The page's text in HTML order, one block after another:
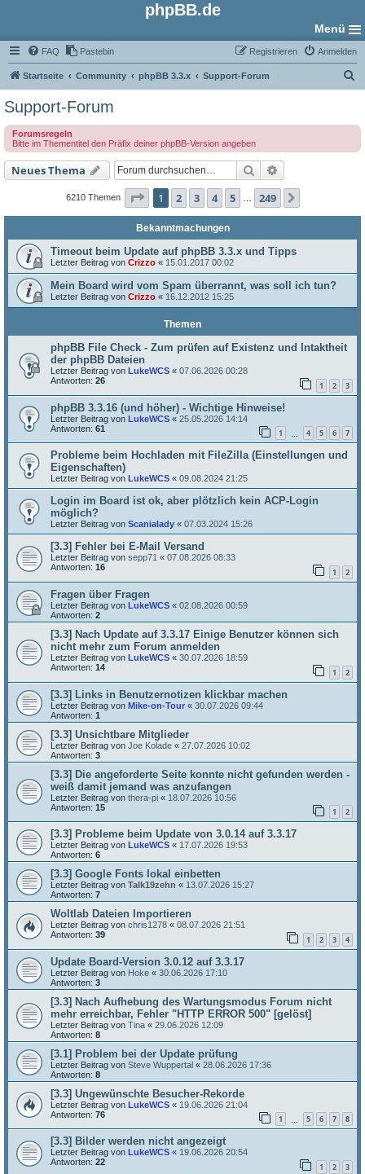
phpBB.de
Menü
FAQ Pastebin Anmelden
Registrieren
Startseite Community phpBB 3.3.x Support-Forum
e
Support-Forum
Forumsregeln
Bitte im Thementitel den Präfix deiner phpBB-Version angeben
Neues Thema Suche
6210 Themen Seite 1von 249
1 2 3 4 5 249
Bekanntmachungen
Timeout beim Update auf phpBB 3.3.x und Tipps
Letzter Beitrag von Crizzo « 15.01.2017 00:02
Mein Board wird vom Spam überrannt, was soll ich tun?
Letzter Beitrag von Crizzo « 16.12.2012 15:25
Themen
phpBB File Check - Zum prüfen auf Existenz und Intaktheit
der phpBB Dateien
Letzter Beitrag von LukeWCS « 07.06.2026 00:28
Antworten: 26 1 2 3
phpBB 3.3.16 (und höher) - Wichtige Hinweise!
Letzter Beitrag von LukeWCS « 25.05.2026 14:14
Antworten: 61 1 4 5 6 7
Probleme beim Hochladen mit FileZilla (Einstellungen und
Eigenschaften)
Letzter Beitrag von LukeWCS « 09.08.2024 21:25
Login im Board ist ok, aber plötzlich kein ACP-Login
möglich?
Letzter Beitrag von Scanialady « 07.03.2024 15:26
[3.3] Fehler bei E-Mail Versand
Letzter Beitrag von sepp71 « 07.08.2026 08:33
Antworten: 16 1 2
Fragen über Fragen
Letzter Beitrag von LukeWCS « 02.08.2026 00:59
Antworten: 2
[3.3] Nach Update auf 3.3.17 Einige Benutzer können sich
nicht mehr zum Forum anmelden
Letzter Beitrag von LukeWCS « 30.07.2026 18:59
Antworten: 14 1 2
[3.3] Links in Benutzernotizen klickbar machen
Letzter Beitrag von Mike-on-Tour « 30.07.2026 09:44
Antworten: 1
[3.3] Unsichtbare Mitglieder
Letzter Beitrag von Joe Kolade « 27.07.2026 10:02
Antworten: 3
[3.3] Die angeforderte Seite konnte nicht gefunden werden -
weiß damit jemand was anzufangen
Letzter Beitrag von thera-pi « 18.07.2026 10:56
Antworten: 15 1 2
[3.3] Probleme beim Update von 3.0.14 auf 3.3.17
Letzter Beitrag von LukeWCS « 17.07.2026 19:53
Antworten: 6
[3.3] Google Fonts lokal einbetten
Letzter Beitrag von Talk19zehn « 13.07.2026 15:27
Antworten: 7
Woltlab Dateien Importieren
Letzter Beitrag von chris1278 « 08.07.2026 21:51
Antworten: 39 1 2 3 4
Update Board-Version 3.0.12 auf 3.3.17
Letzter Beitrag von Hoke « 30.06.2026 17:10
Antworten: 3
[3.3] Nach Aufhebung des Wartungsmodus Forum nicht
mehr erreichbar, Fehler "HTTP ERROR 500" [gelöst]
Letzter Beitrag von Tina « 29.06.2026 12:09
Antworten: 8
[3.1] Problem bei der Update prüfung
Letzter Beitrag von Steve Wuppertal « 28.06.2026 17:36
Antworten: 8
[3.3] Ungewünschte Besucher-Rekorde
Letzter Beitrag von LukeWCS « 19.06.2026 21:04
Antworten: 76 1 5 6 7 8
[3.3] Bilder werden nicht angezeigt
Letzter Beitrag von LukeWCS « 19.06.2026 20:54
Antworten: 22 1 2 3